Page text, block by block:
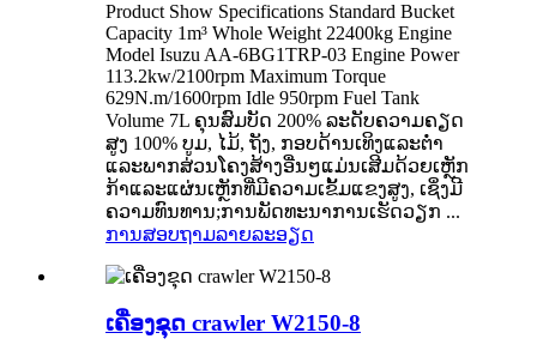
Product Show Specifications Standard Bucket
Capacity 1m³ Whole Weight 22400kg Engine
Model Isuzu AA-6BG1TRP-03 Engine Power
113.2kw/2100rpm Maximum Torque
629N.m/1600rpm Idle 950rpm Fuel Tank
Volume 7L ຄຸນສົມບັດ 200% ລະດັບຄວາມຄຽດ
ສູງ 100% ບູມ, ໄມ້, ຖັງ, ກອບດ້ານເທິງແລະຕ່ໍາ
ແລະພາກສ່ວນໂຄງສ້າງອື່ນໆແມ່ນເສີມດ້ວຍເຫຼັກ
ກ້າແລະແຜ່ນເຫຼັກທີ່ມີຄວາມເຂັ້ມແຂງສູງ, ເຊິ່ງມີ
ຄວາມທົນທານ;ການ​ພັດ​ທະ​ນາ​ການ​ເຮັດ​ວຽກ ...
ການສອບຖາມລາຍລະອຽດ
ເຄື່ອງຂຸດ crawler W2150-8